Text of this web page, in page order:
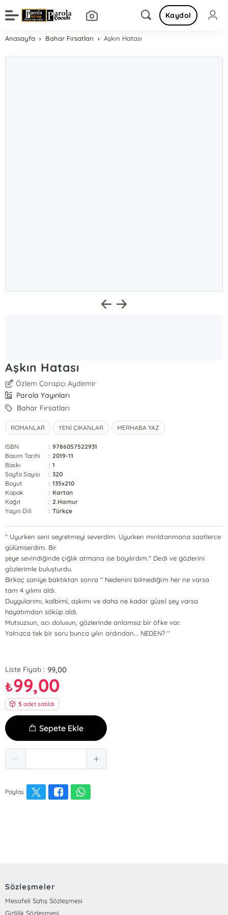
Kaydol
Anasayfa Bahar Fırsatları Aşkın Hatası
Aşkın Hatası
Özlem Çorapçı Aydemir
Parola Yayınları
Bahar Fırsatları
ROMANLAR YENİ ÇIKANLAR MERHABA YAZ
ISBN : 9786057522931
Basım Tarihi
: 2019-11
Baskı
: 1
Sayfa Sayısı
: 320
Boyut
: 135x210
Kapak
: Karton
Kağıt
: 2.Hamur
Yayın Dili
: Türkçe
" Uyurken seni seyretmeyi severdim. Uyurken mırıldanmana saatlerce
gülümserdim. Bir
şeye sevindiğinde çığlık atmana ise bayılırdım." Dedi ve gözlerini
gözlerimle buluşturdu.
Birkaç saniye baktıktan sonra " Nedenini bilmediğim her ne varsa
tam 4 yılımı aldı.
Duygularımı, kalbimi, aşkımı ve daha ne kadar güzel şey varsa
hayatımdan söküp aldı.
Mutsuzsun, acı dolusun, gözlerinde anlamsız bir öfke var.
Yalnızca tek bir soru bunca yılın ardından... NEDEN? ''
Liste Fiyatı : 99,00
₺99,00
5 adet satıldı
Sepete Ekle
Paylaş
Sözleşmeler
Mesafeli Satış Sözleşmesi
Gizlilik Sözleşmesi